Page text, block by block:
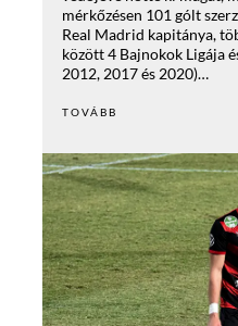
mérkőzésen 101 gólt
Real Madrid kapitánya,
között 4 Bajnokok Ligája
2012, 2017 és 2020)…
TOVÁBB